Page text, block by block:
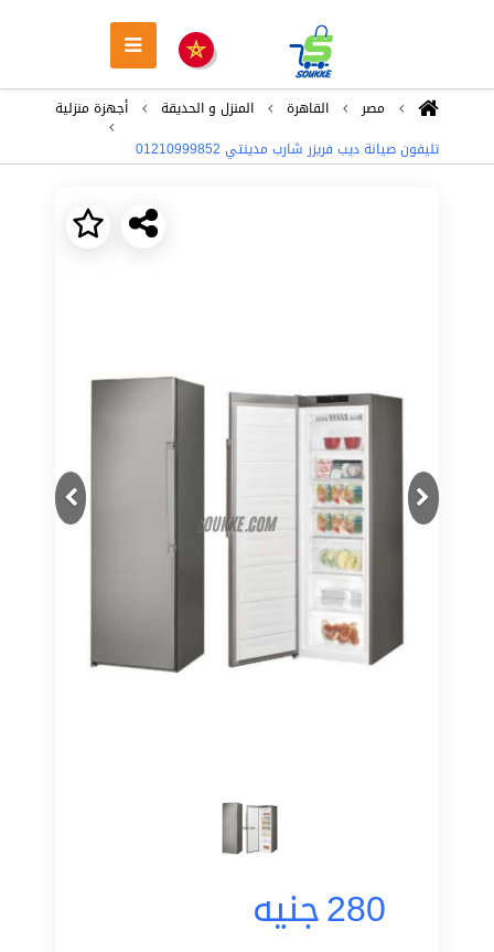
مصر القاهرة المنزل و الحديقة
أجهزة منزلية
تليفون صيانة ديب فريزر شارب مدينتي 01210999852
Previous
Next
280جنيه